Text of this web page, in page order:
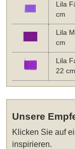
Lila
cm
Lila
cm
Lila
22
Unsere
Klicken Sie auf
inspirieren.